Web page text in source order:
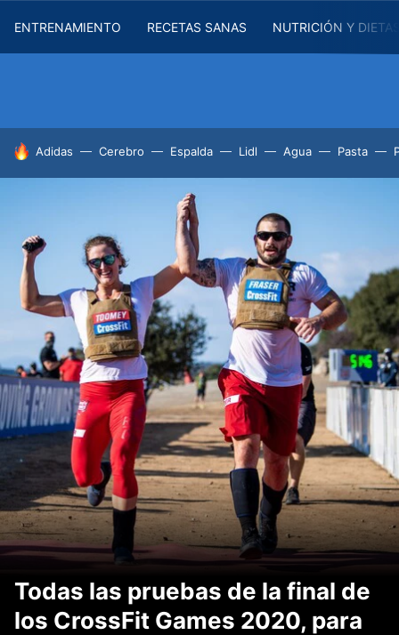
ENTRENAMIENTO RECETAS SANAS NUTRICIÓN Y
HOY SE HABLA DE
Adidas Cerebro Espalda Lidl Agua Pasta
Todas las pruebas de la final de
los CrossFit Games 2020, para